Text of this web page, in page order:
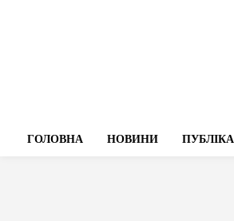
ГОЛОВНА НОВИНИ